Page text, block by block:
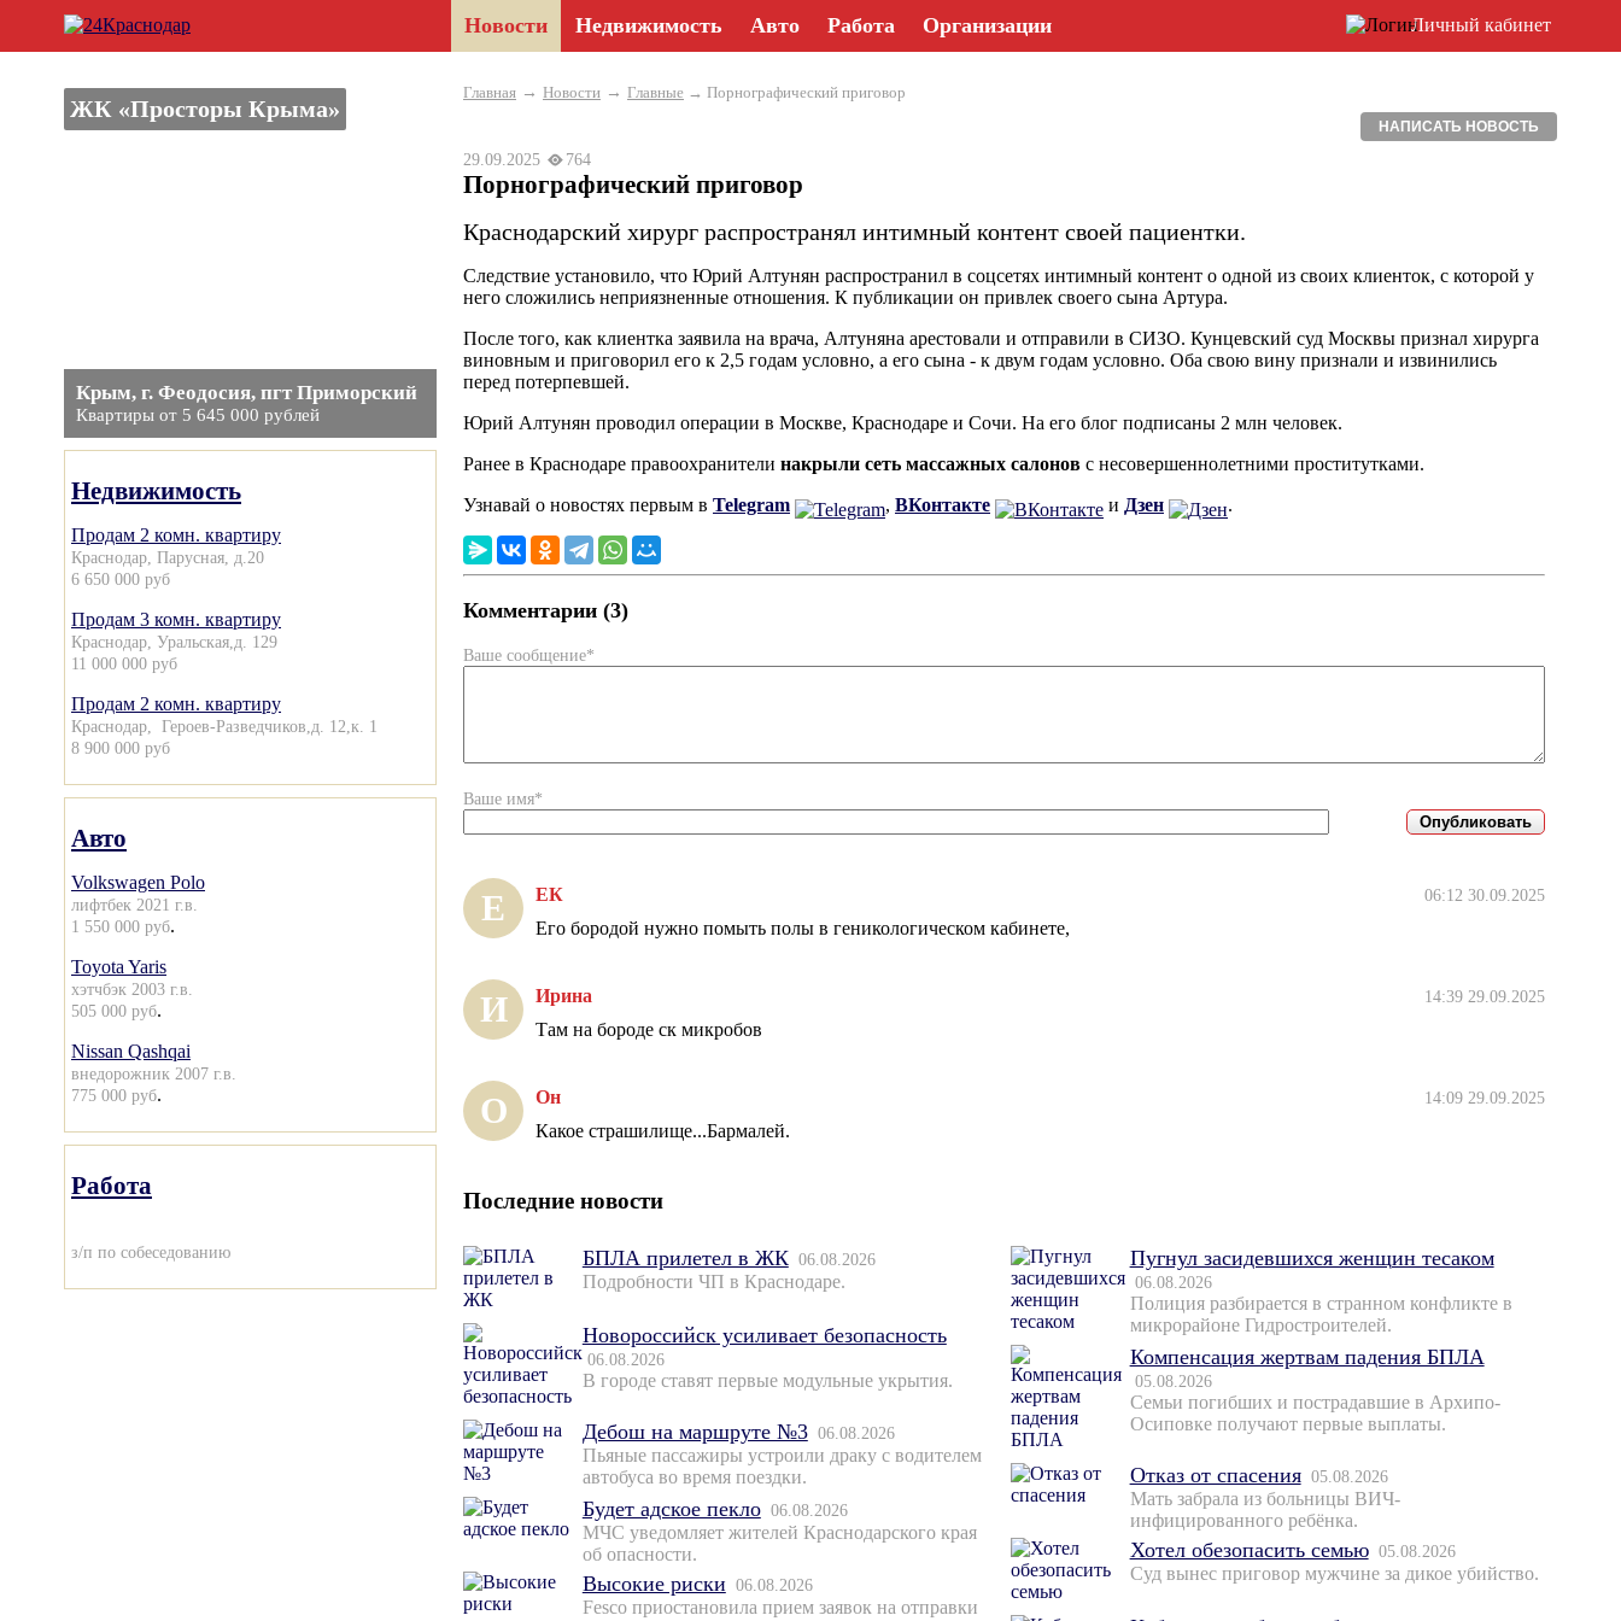
Новости Недвижимость Авто Работа Организации Личный кабинет
ЖК «Просторы Крыма»
Крым, г. Феодосия, пгт Приморский
Квартиры от 5 645 000 рублей
Недвижимость
Продам 2 комн. квартиру
Краснодар, Парусная, д.20
6 650 000 руб
Продам 3 комн. квартиру
Краснодар, Уральская,д. 129
11 000 000 руб
Продам 2 комн. квартиру
Краснодар, Героев-Разведчиков,д. 12,к. 1
8 900 000 руб
Авто
Volkswagen Polo
лифтбек 2021 г.в.
1 550 000 руб.
Toyota Yaris
хэтчбэк 2003 г.в.
505 000 руб.
Nissan Qashqai
внедорожник 2007 г.в.
775 000 руб.
Работа
з/п по собеседованию
Главная → Новости → Главные → Порнографический приговор
НАПИСАТЬ НОВОСТЬ
29.09.2025 764
Порнографический приговор
Краснодарский хирург распространял интимный контент своей пациентки.
Следствие установило, что Юрий Алтунян распространил в соцсетях интимный контент о одной из своих клиенток, с которой у
него сложились неприязненные отношения. К публикации он привлек своего сына Артура.
После того, как клиентка заявила на врача, Алтуняна арестовали и отправили в СИЗО. Кунцевский суд Москвы признал хирурга
виновным и приговорил его к 2,5 годам условно, а его сына - к двум годам условно. Оба свою вину признали и извинились
перед потерпевшей.
Юрий Алтунян проводил операции в Москве, Краснодаре и Сочи. На его блог подписаны 2 млн человек.
Ранее в Краснодаре правоохранители накрыли сеть массажных салонов с несовершеннолетними проститутками.
Узнавай о новостях первым в Telegram , ВКонтакте и Дзен .
Комментарии (3)
Ваше сообщение*
Ваше имя*
Е ЕК 06:12 30.09.2025
Его бородой нужно помыть полы в геникологическом кабинете,
И Ирина 14:39 29.09.2025
Там на бороде ск микробов
О Он 14:09 29.09.2025
Какое страшилище...Бармалей.
Последние новости
БПЛА прилетел в ЖК 06.08.2026
Подробности ЧП в Краснодаре.
Новороссийск усиливает безопасность
06.08.2026
В городе ставят первые модульные укрытия.
Дебош на маршруте №3 06.08.2026
Пьяные пассажиры устроили драку с водителем
автобуса во время поездки.
Будет адское пекло 06.08.2026
МЧС уведомляет жителей Краснодарского края
об опасности.
Высокие риски 06.08.2026
Fesco приостановила прием заявок на отправки
Пугнул засидевшихся женщин тесаком
06.08.2026
Полиция разбирается в странном конфликте в
микрорайоне Гидростроителей.
Компенсация жертвам падения БПЛА
05.08.2026
Семьи погибших и пострадавшие в Архипо-
Осиповке получают первые выплаты.
Отказ от спасения 05.08.2026
Мать забрала из больницы ВИЧ-
инфицированного ребёнка.
Хотел обезопасить семью 05.08.2026
Суд вынес приговор мужчине за дикое убийство.